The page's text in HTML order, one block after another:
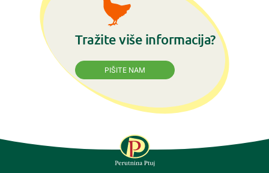
Tražite više informacija?
PIŠITE NAM